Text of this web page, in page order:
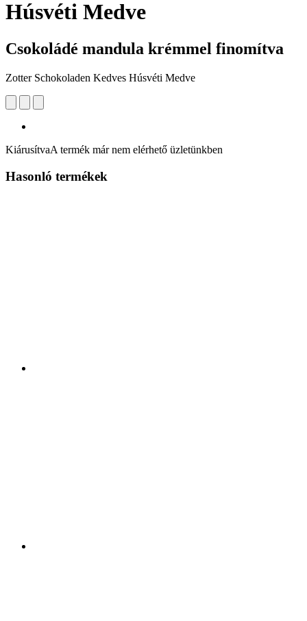
Húsvéti Medve
Csokoládé mandula krémmel finomítva
Zotter Schokoladen Kedves Húsvéti Medve
KiárusítvaA termék már nem elérhető üzletünkben
Hasonló termékek